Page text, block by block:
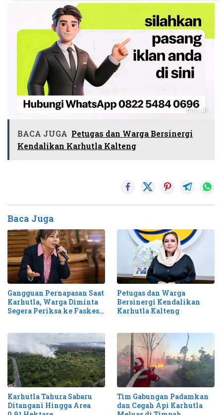
BACA JUGA Petugas dan Warga Bersinergi
Kendalikan Karhutla Kalteng
Baca Juga
Gangguan Pernapasan Saat
Karhutla, Warga Diminta
Segera Periksa ke Faskes
Petugas dan Warga
Bersinergi Kendalikan
Karhutla Kalteng
Karhutla Tahura Sabaru
Ditangani Hingga Area
Tim Gabungan Padamkan
dan Cegah Api Karhutla